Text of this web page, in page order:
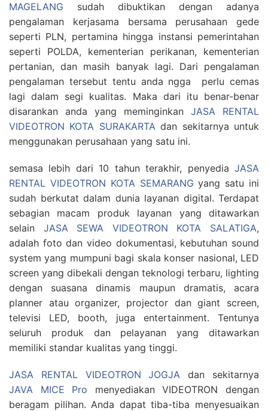
MAGELANG sudah dibuktikan dengan adanya
pengalaman kerjasama bersama perusahaan gede
seperti PLN, pertamina hingga instansi pemerintahan
seperti POLDA, kementerian perikanan, kementerian
pertanian, dan masih banyak lagi. Dari pengalaman
pengalaman tersebut tentu anda ngga perlu cemas
lagi dalam segi kualitas. Maka dari itu benar-benar
disarankan anda yang meminginkan JASA RENTAL
VIDEOTRON KOTA SURAKARTAdan sekitarnya untuk
menggunakan perusahaan yang satu ini.
semasa lebih dari 10 tahun terakhir, penyedia JASA
RENTAL VIDEOTRON KOTA SEMARANG yang satu ini
sudah berkutat dalam dunia layanan digital. Terdapat
sebagian macam produk layanan yang ditawarkan
selain JASA SEWA VIDEOTRON KOTA SALATIGA,
adalah foto dan video dokumentasi, kebutuhan sound
system yang mumpuni bagi skala konser nasional, LED
screen yang dibekali dengan teknologi terbaru, lighting
dengan suasana dinamis maupun dramatis, acara
planner atau organizer, projector dan giant screen,
televisi LED, booth, juga entertainment. Tentunya
seluruh produk dan pelayanan yang ditawarkan
memiliki standar kualitas yang tinggi.
JASA RENTAL VIDEOTRON JOGJA dan sekitarnya
JAVA MICE Pro menyediakan VIDEOTRON dengan
beragam pilihan. Anda dapat tiba-tiba menyesuaikan